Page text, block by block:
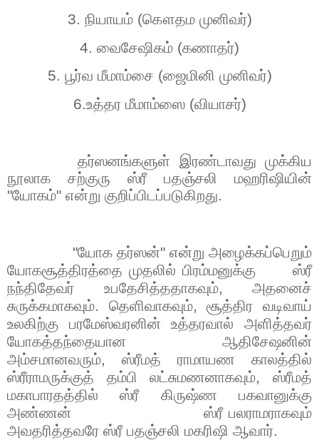
3. நியாயம் (கௌதம முனிவர்)
4. வைசேஷிகம் (கணாதர்)
5. பூர்வ மீமாம்சை (ஜைமினி முனிவர்)
6.உத்தர மீமாம்ஸை (வியாசர்)
தர்ஸனங்களுள் இரண்டாவது முக்கிய
நூலாக சற்குரு ஸ்ரீ பதஞ்சலி மஹரிஷியின்
"யோகம்" என்று குறிப்பிடப்படுகிறது.
"யோக தர்ஸன்" என்று அழைக்கப்பெறும்
யோகசூத்திரத்தை முதலில் பிரம்மனுக்கு
ஸ்ரீ
நந்திதேவர் உபதேசித்ததாகவும், அதனைச்
சுருக்கமாகவும். தெளிவாகவும்,சூத்திர வடிவாய்
உலகிற்கு பரமேஸ்வரனின் உத்தரவால் அளித்தவர்
யோகத்தந்தையான ஆதிசேஷனின்
அம்சமானவரும், ஸ்ரீமத் ராமாயண காலத்தில்
ஸ்ரீராமருக்குத் தம்பி லட்சுமணனாகவும்,ஸ்ரீமத்
மகாபாரதத்தில் ஸ்ரீ கிருஷ்ண பகவானுக்கு
அண்ணன்
ஸ்ரீ பலராமராகவும்
அவதரித்தவரே ஸ்ரீ பதஞ்சலி மகரிஷி ஆவார்.